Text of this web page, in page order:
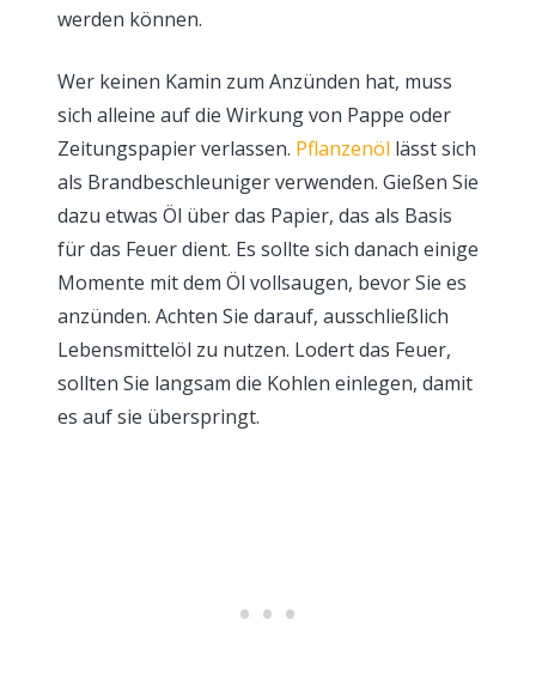
werden können.
Wer keinen Kamin zum Anzünden hat, muss
sich alleine auf die Wirkung von Pappe oder
Zeitungspapier verlassen. Pflanzenöl lässt sich
als Brandbeschleuniger verwenden. Gießen Sie
dazu etwas Öl über das Papier, das als Basis
für das Feuer dient. Es sollte sich danach einige
Momente mit dem Öl vollsaugen, bevor Sie es
anzünden. Achten Sie darauf, ausschließlich
Lebensmittelöl zu nutzen. Lodert das Feuer,
sollten Sie langsam die Kohlen einlegen, damit
es auf sie überspringt.